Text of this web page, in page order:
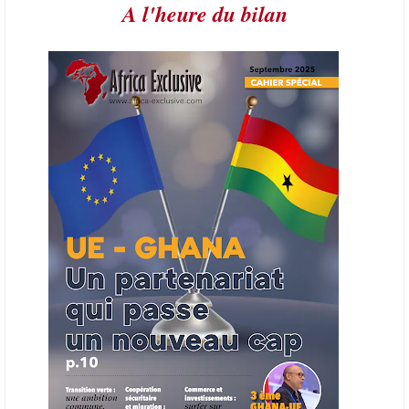
AFRIQUE - PETROLE
en place une plateforme numérique destinée à donner la priorité aux
entreprises du continent dans les marchés du secteur énergétique.
Cet outil permettra de recenser les entreprises africaines opérant dans
la chaîne de valeur énergétique et de publier des appels d’offres
ouverts en priorité aux sociétés du continent. Le projet est en phase
finale de développement et devrait aboutir, d’ici fin 2026 ou début
2027, à un bulletin africain des appels d’offres dans le secteur de
l’énergie.
06/06/26 AFRICA FINANCE CORPORATION
Cette semaine, Africa Finance Corporation (AFC) a annoncé avoir
bouclé un prêt syndiqué de 2 milliards de dollars, la plus importante
levée de son histoire. Initialement calibrée à 1,6 milliard, l'opération a
été relevée de 400 millions face à l'afflux des souscriptions de
banques internationales. Plus du tiers des fonds proviennent
d'institutions financières asiatiques, à parts égales avec l'Europe.
L'Asie-Pacifique et l'Europe pèsent chacune 35 % du tour de table,
devant le Moyen-Orient (25 %) et l'Afrique (5 %), selon le communiqué
de l'institution panafricaine, qui compte 48 pays membres.
A l'heure du bilan